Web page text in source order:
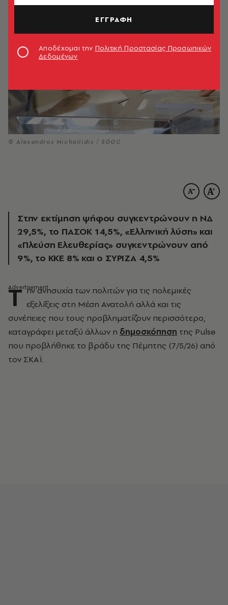
© Alexandros Michailidis / SOOC
Στην εκτίμηση ψήφου συγκεντρώνουν η ΝΔ
29,5%, το ΠΑΣΟΚ 14,5%, «Ελληνική λύση» και
«Πλεύση Ελευθερίας» συγκεντρώνουν από
9%, το ΚΚΕ 8% και ο ΣΥΡΙΖΑ 4,5%
Τ ην ανησυχία των πολιτών για τις πολεμικές
εξελίξεις στη Μέση Ανατολή αλλά και τις
συνέπειες που τους προβληματίζουν περισσότερο,
καταγράφει μεταξύ άλλων η δημοσκόπηση της Pulse
που προβλήθηκε το βράδυ της Πέμπτης (7/5/26) από
τον ΣΚΑΪ.
ΕΓΓΡΑΦΗ
Αποδέχομαι την Πολιτική Προστασίας Προσωπικών
Δεδομένων